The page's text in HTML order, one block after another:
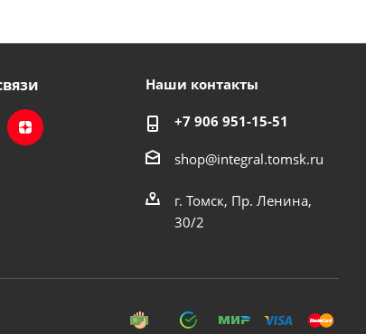
Наши контакты
+7 906 951-15-51
shop@integral.tomsk.ru
г. Томск, Пр. Ленина,
30/2